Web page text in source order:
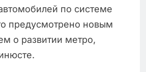
по системе
предусмотрено новым
о развитии метро,